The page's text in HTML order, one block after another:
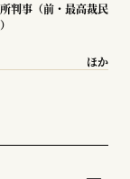
判事（前・最高裁民
ほか